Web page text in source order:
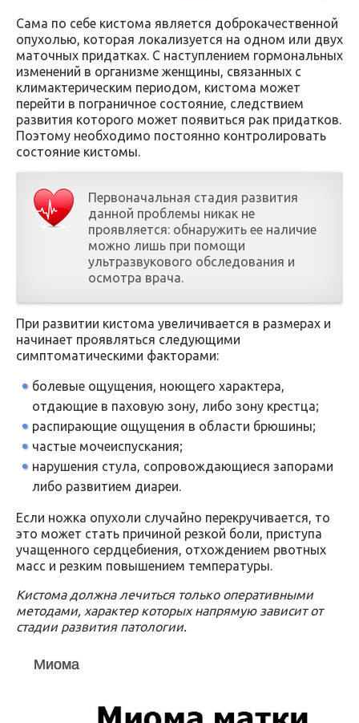
Сама по себе кистома является доброкачественной
опухолью, которая локализуется на одном или двух
маточных придатках. С наступлением гормональных
изменений в организме женщины, связанных с
климактерическим периодом, кистома может
перейти в пограничное состояние, следствием
развития которого может появиться рак придатков.
Поэтому необходимо постоянно контролировать
состояние кистомы.
Первоначальная стадия развития
данной проблемы никак не
проявляется: обнаружить ее наличие
можно лишь при помощи
ультразвукового обследования и
осмотра врача.
При развитии кистома увеличивается в размерах и
начинает проявляться следующими
симптоматическими факторами:
болевые ощущения, ноющего характера,
отдающие в паховую зону, либо зону крестца;
распирающие ощущения в области брюшины;
частые мочеиспускания;
нарушения стула, сопровождающиеся запорами
либо развитием диареи.
Если ножка опухоли случайно перекручивается, то
это может стать причиной резкой боли, приступа
учащенного сердцебиения, отхождением рвотных
масс и резким повышением температуры.
Кистома должна лечиться только оперативными
методами, характер которых напрямую зависит от
стадии развития патологии.
Миома